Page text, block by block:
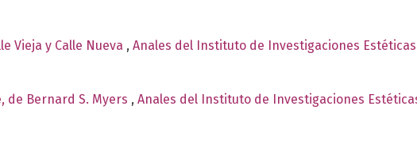
Vieja y Calle Nueva , Anales del Instituto de Investigaciones
de Bernard S. Myers , Anales del Instituto de Investigaciones